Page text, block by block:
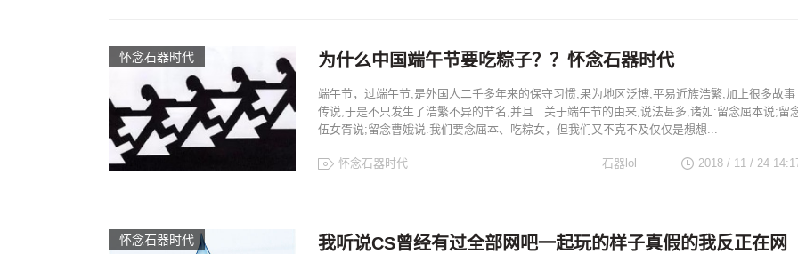
怀念石器时代 为什么中国端午节要吃粽子？？怀念石器时代
端午节，过端午节,是外国人二千多年来的保守习惯,果为地区泛博,平易近族浩繁,加上很多故事
传说,于是不只发生了浩繁不异的节名,并且...关于端午节的由来,说法甚多,诸如:留念屈本说;留
伍女胥说;留念曹娥说.我们要念屈本、吃粽女，但我们又不克不及仅仅是想想...
怀念石器时代 2018 / 11 / 24
石器lol
怀念石器时代
我听说CS曾经有过全部网吧一起玩的样子真假的我反正在网